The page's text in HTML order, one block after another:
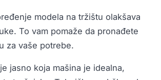
modela na tržištu olakšava
To vam pomaže da pronađete
za vaše potrebe.
jasno koja mašina je idealna,